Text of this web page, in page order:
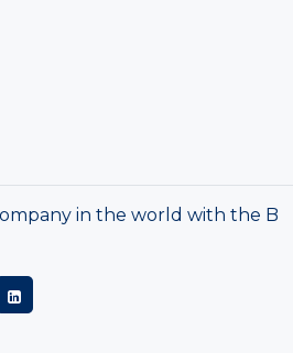
in the world with the B